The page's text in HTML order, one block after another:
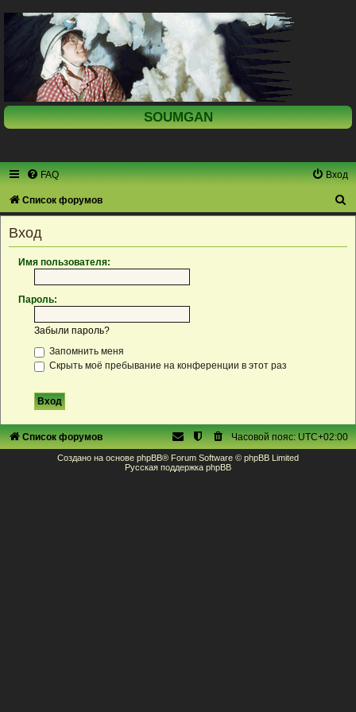
SOUMGAN
FAQ Вход
Список форумов
Вход
Имя пользователя:
Пароль:
Забыли пароль?
Запомнить меня
Скрыть моё пребывание на конференции в этот раз
Список форумов Часовой пояс:UTC+02:00
Создано на основе phpBB® Forum Software © phpBB Limited
Русская поддержка phpBB